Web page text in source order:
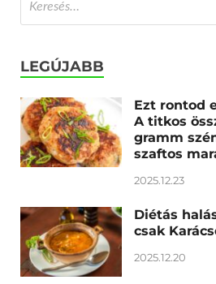
LEGÚJABB
Ezt rontod
A titkos
gramm
szaftos
2025.12.23
Diétás
csak
2025.12.20